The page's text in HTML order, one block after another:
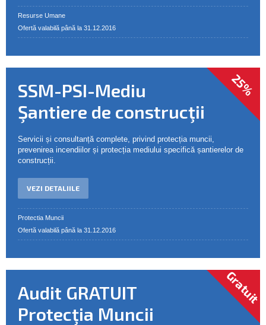
Resurse Umane
Ofertă valabilă până la 31.12.2016
25%
SSM-PSI-Mediu
Şantiere de construcţii
Servicii și consultanță complete, privind protecția muncii,
prevenirea incendiilor și protecția mediului specifică șantierelor de
construcții.
VEZI DETALIILE
Protectia Muncii
Ofertă valabilă până la 31.12.2016
Gratuit
Audit GRATUIT
Protecţia Muncii